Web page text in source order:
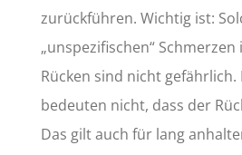
zurückführen. Wichtig ist:
„unspezifischen“
Rücken sind nicht gefährlich.
bedeuten nicht, dass der
Das gilt auch für lang